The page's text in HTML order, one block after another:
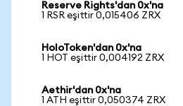
Reserve Rights'dan 0x'na
1 RSR eşittir 0,015406 ZRX
HoloToken'dan 0x'na
1 HOT eşittir 0,004192 ZRX
Aethir'dan 0x'na
1 ATH eşittir 0,050374 ZRX